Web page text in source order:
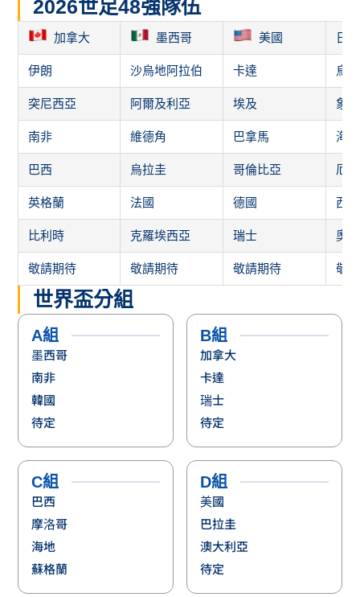
2026世足48強隊伍
加拿大 墨西哥 美國 日本
伊朗 沙烏地阿拉伯 卡達 烏
突尼西亞 阿爾及利亞 埃及 象
南非 維德角 巴拿馬 海地
巴西 烏拉圭 哥倫比亞 厄
英格蘭 法國 德國 西
比利時 克羅埃西亞 瑞士 奧
敬請期待 敬請期待 敬請期待 敬
世界盃分組
A組
墨西哥
南非
韓國
待定
B組
加拿大
卡達
瑞士
待定
C組
巴西
摩洛哥
海地
蘇格蘭
D組
美國
巴拉圭
澳大利亞
待定